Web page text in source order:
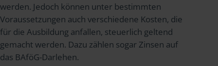
werden. Jedoch können unter bestimmten
Voraussetzungen auch verschiedene Kosten, die
für die Ausbildung anfallen, steuerlich geltend
gemacht werden. Dazu zählen sogar Zinsen auf
das BAföG-Darlehen.